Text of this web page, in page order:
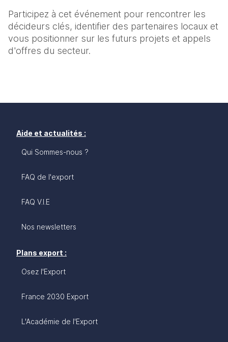
Participez à cet événement pour rencontrer les
décideurs clés, identifier des partenaires locaux et
vous positionner sur les futurs projets et appels
d'offres du secteur.
Aide et actualités :
Qui Sommes-nous ?
FAQ de l'export
FAQ V.I.E
Nos newsletters
Plans export :
Osez l'Export
France 2030 Export
L'Académie de l'Export